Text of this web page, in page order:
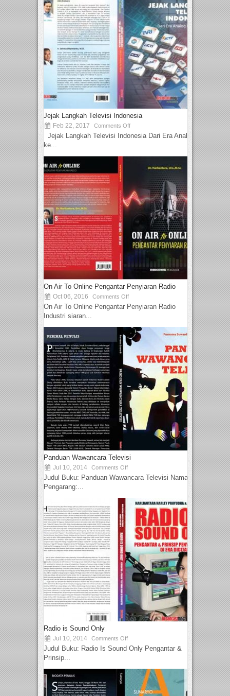
Jejak Langkah Televisi Indonesia
Feb 22, 2017 Comments Off
Jejak Langkah Televisi Indonesia Dari Era Analog
ke...
On Air To Online Pengantar Penyiaran Radio
Oct 06, 2016 Comments Off
On Air To Online Pengantar Penyiaran Radio
Industri siaran...
Panduan Wawancara Televisi
Jul 10, 2014 Comments Off
Judul Buku: Panduan Wawancara Televisi Nama
Pengarang:...
Radio is Sound Only
Jul 10, 2014 Comments Off
Judul Buku: Radio Is Sound Only Pengantar &
Prinsip...